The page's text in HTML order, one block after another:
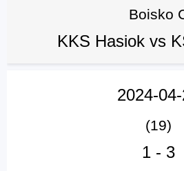
Boisko
KKS Hasiok vs
2024-
(19)
1 - 3